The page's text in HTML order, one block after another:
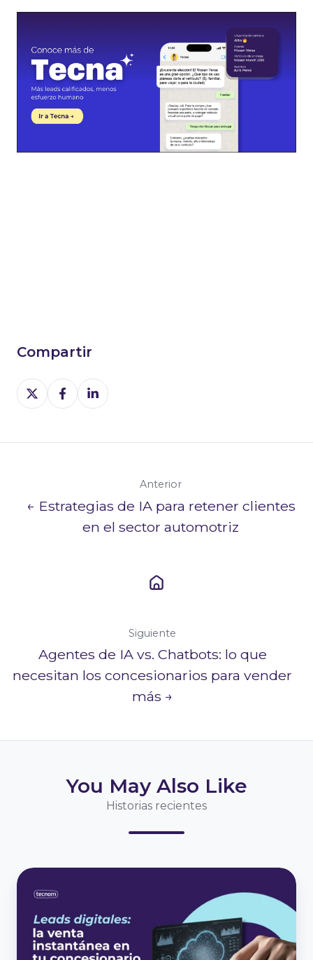
Compartir
Share
on
Share
on
Share
on
Anterior
← Estrategias de IA para retener clientes
en el sector automotriz
Siguiente
Agentes de IA vs. Chatbots: lo que
necesitan los concesionarios para vender
más →
You May Also Like
Historias recientes
Leads
digitales:
venta
instantánea